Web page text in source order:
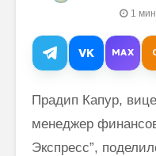
1
VK MAX
Прадип Капур,
менеджер
Экспресс”,
Как